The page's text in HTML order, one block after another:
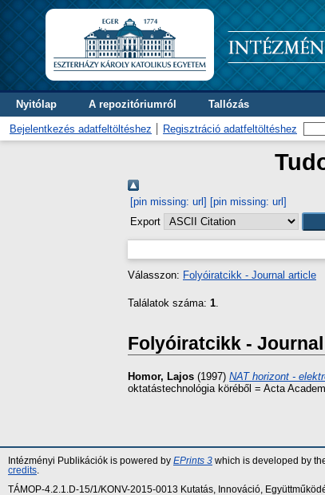
Nyitólap A repozitóriumról Tallózás
Bejelentkezés adatfeltöltéshez Regisztráció adatfeltöltéshez
[pin missing: url] [pin missing: url]
Export
Válasszon: Folyóiratcikk - Journal article
Találatok száma: 1.
Folyóiratcikk -
Homor, Lajos (1997) NAT horizont -
oktatástechnológia köréből = Acta
Intézményi Publikációk is powered by EPrints 3 which is developed by
credits
TÁMOP-4.2.1.D-15/1/KONV-2015-0013 Kutatás, Innováció,